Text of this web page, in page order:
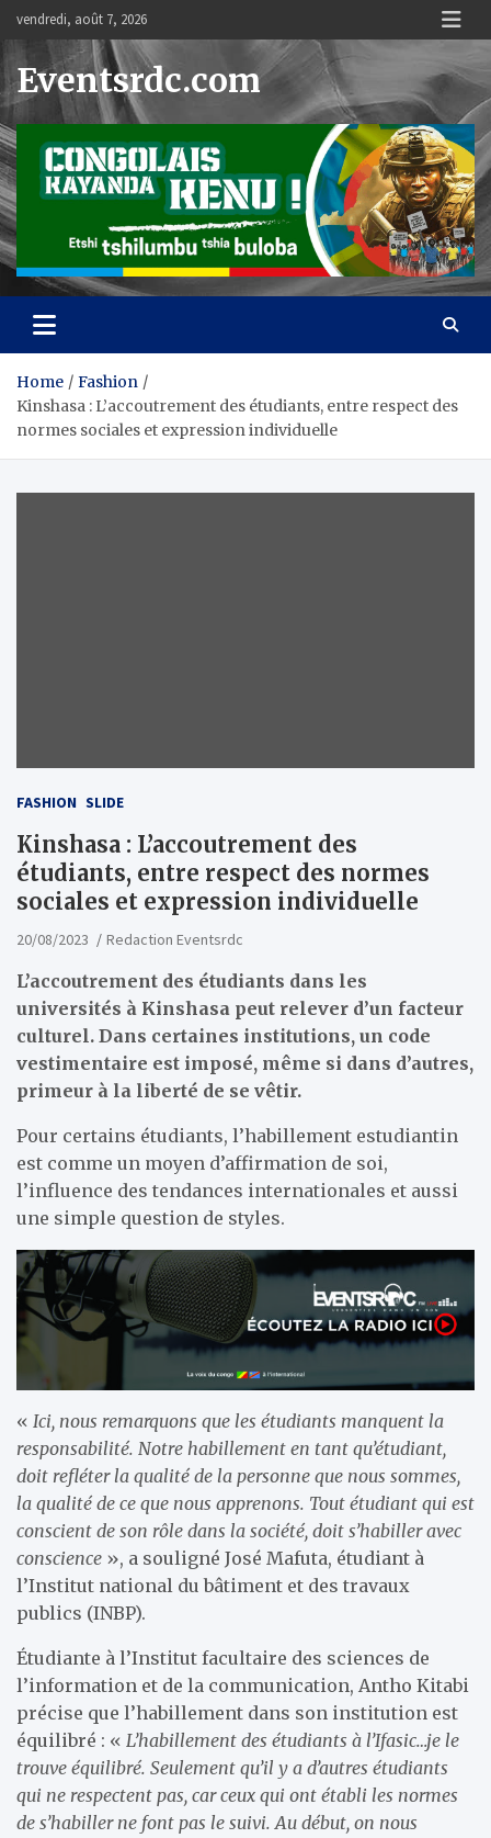
content
vendredi, août 7, 2026
Eventsrdc.com
Home
Fashion
Kinshasa : L’accoutrement des étudiants, entre respect des
normes sociales et expression individuelle
FASHION SLIDE
Kinshasa : L’accoutrement des
étudiants, entre respect des normes
sociales et expression individuelle
20/08/2023 Redaction Eventsrdc
L’accoutrement des étudiants dans les
universités à Kinshasa peut relever d’un facteur
culturel. Dans certaines institutions, un code
vestimentaire est imposé, même si dans d’autres,
primeur à la liberté de se vêtir.
Pour certains étudiants, l’habillement estudiantin
est comme un moyen d’affirmation de soi,
l’influence des tendances internationales et aussi
une simple question de styles.
« Ici, nous remarquons que les étudiants manquent la
responsabilité. Notre habillement en tant qu’étudiant,
doit refléter la qualité de la personne que nous sommes,
la qualité de ce que nous apprenons. Tout étudiant qui est
conscient de son rôle dans la société, doit s’habiller avec
conscience », a souligné José Mafuta, étudiant à
l’Institut national du bâtiment et des travaux
publics (INBP).
Étudiante à l’Institut facultaire des sciences de
l’information et de la communication, Antho Kitabi
précise que l’habillement dans son institution est
équilibré : « L’habillement des étudiants à l’Ifasic…je le
trouve équilibré. Seulement qu’il y a d’autres étudiants
qui ne respectent pas, car ceux qui ont établi les normes
de s’habiller ne font pas le suivi. Au début, on nous